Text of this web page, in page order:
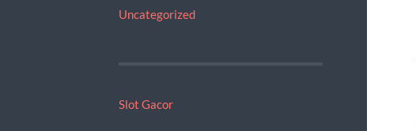
Uncategorized
Slot Gacor